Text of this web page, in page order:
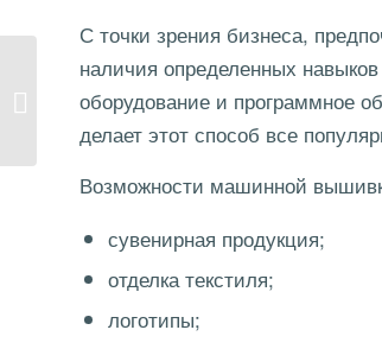
С точки зрения бизнеса,
наличия определенных
оборудование и программное
делает этот способ все
Возможности машинной
сувенирная продукция;
отделка текстиля;
логотипы;
грамотности в школе